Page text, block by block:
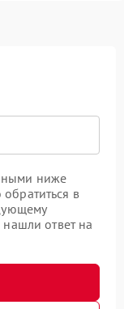
ниже
в
ответ на